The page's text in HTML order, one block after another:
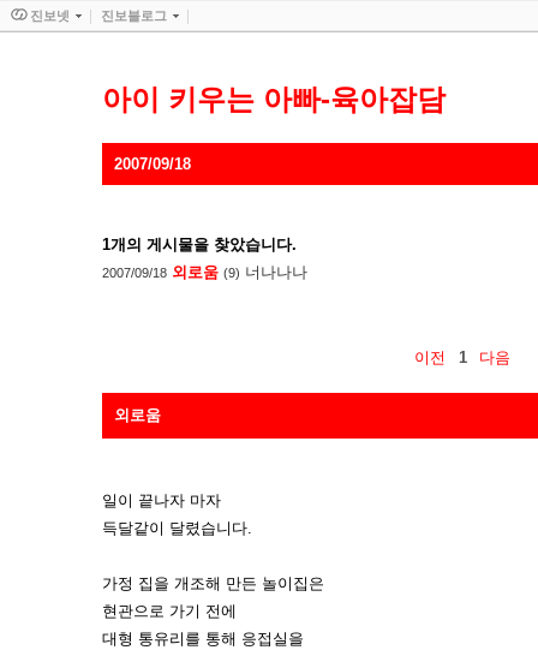
아이 키우는 아빠-육아잡담
2007/09/18
1개의 게시물을 찾았습니다.
2007/09/18 외로움 (9) 너나나나
이전 1 다음
외로움
일이 끝나자 마자
득달같이 달렸습니다.
가정 집을 개조해 만든 놀이집은
현관으로 가기 전에
대형 통유리를 통해 응접실을
진보넷 진보블로그